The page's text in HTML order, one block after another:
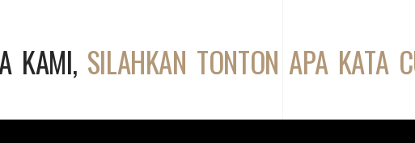
KAMI, SILAHKAN TONTON APA KATA